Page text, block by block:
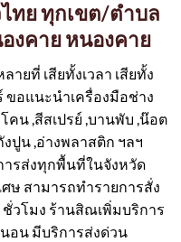
ทย ทุกเขต/ตำบล
องคาย หนองคาย
ยที่ เสียทั้งเวลา เสียทั้ง
ขอแนะนำเครื่องมือช่าง
น ,สีสเปรย์ ,บานพับ ,น๊อต
ปูน ,อ่างพลาสติก ฯลฯ
ารส่งทุกพื้นที่ในจังหวัด
ศษ สามารถทำรายการสั่ง
วโมง ร้านสิณเพิ่มบริการ
อน มีบริการส่งด่วน